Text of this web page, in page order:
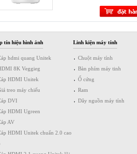
tín hiệu hình ảnh
hdmi quang Unitek
8K Veggieg
HDMI Unitek
treo máy chiếu
DVI
HDMI Ugreen
AV
HDMI Unitek chuẩn 2.0 cao
Linh kiện máy tính
Chuột máy tính
Bàn phím máy tinh
Ổ cứng
Ram
Dây nguồn máy tính